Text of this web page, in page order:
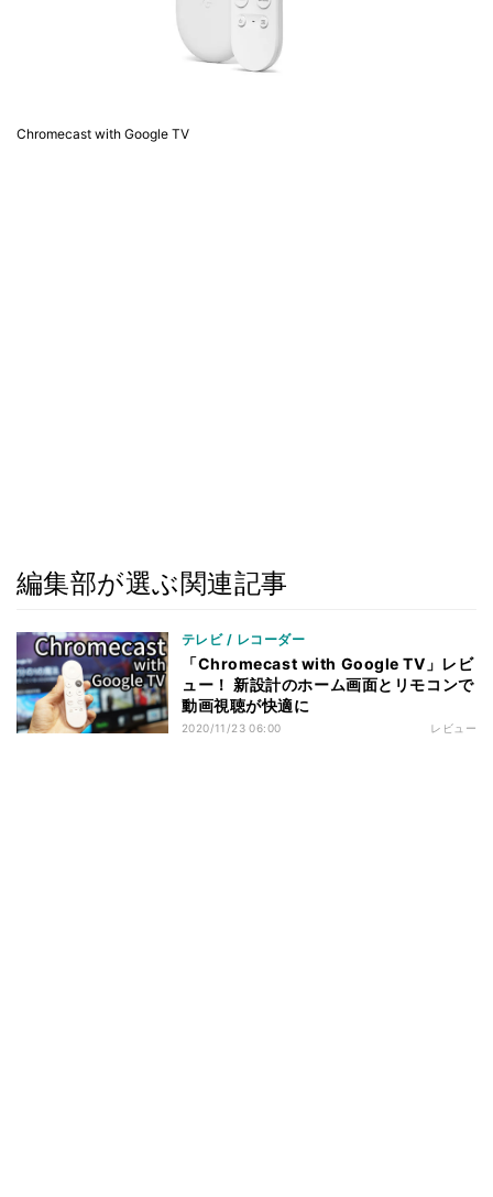
Chromecast with Google TV
編集部が選ぶ関連記事
テレビ / レコーダー
「Chromecast with Google TV」レビ
ュー！ 新設計のホーム画面とリモコンで
動画視聴が快適に
2020/11/23 06:00 レビュー